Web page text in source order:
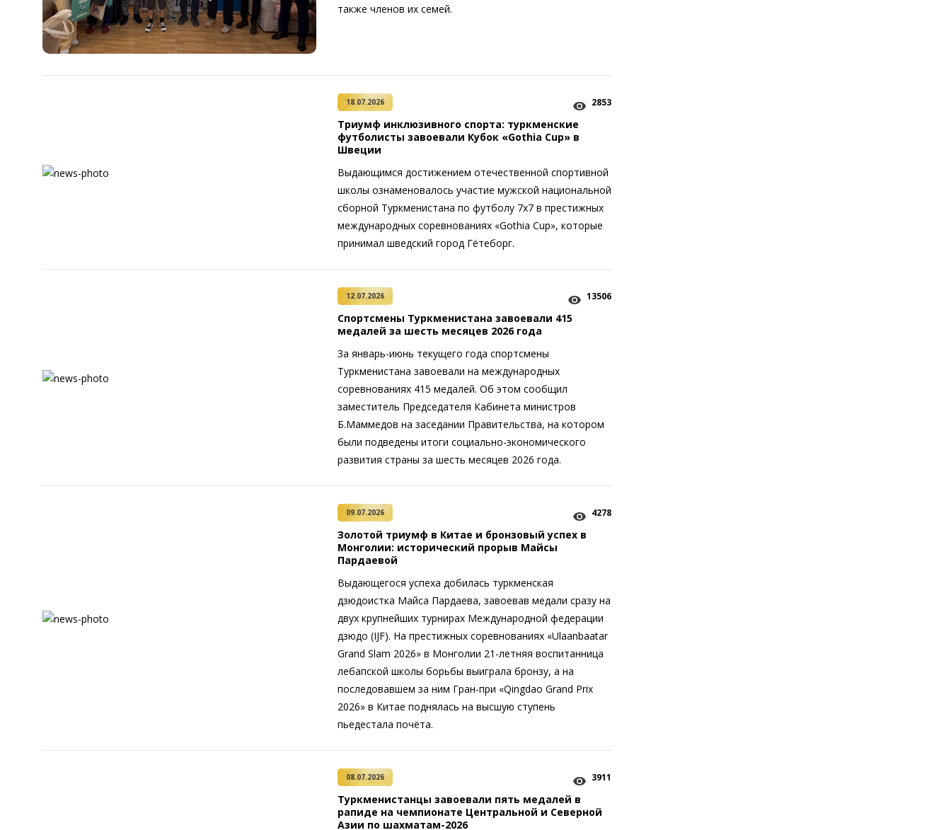
также членов их семей.
18.07.2026 2853
Триумф инклюзивного спорта: туркменские
футболисты завоевали Кубок «Gothia Cup» в
Швеции
Выдающимся достижением отечественной спортивной
школы ознаменовалось участие мужской национальной
сборной Туркменистана по футболу 7х7 в престижных
международных соревнованиях «Gothia Cup», которые
принимал шведский город Гётеборг.
12.07.2026 13506
Спортсмены Туркменистана завоевали 415
медалей за шесть месяцев 2026 года
За январь-июнь текущего года спортсмены
Туркменистана завоевали на международных
соревнованиях 415 медалей. Об этом сообщил
заместитель Председателя Кабинета министров
Б.Маммедов на заседании Правительства, на котором
были подведены итоги социально-экономического
развития страны за шесть месяцев 2026 года.
09.07.2026 4278
Золотой триумф в Китае и бронзовый успех в
Монголии: исторический прорыв Майсы
Пардаевой
Выдающегося успеха добилась туркменская
дзюдоистка Майса Пардаева, завоевав медали сразу на
двух крупнейших турнирах Международной федерации
дзюдо (IJF). На престижных соревнованиях «Ulaanbaatar
Grand Slam 2026» в Монголии 21-летняя воспитанница
лебапской школы борьбы выиграла бронзу, а на
последовавшем за ним Гран-при «Qingdao Grand Prix
2026» в Китае поднялась на высшую ступень
пьедестала почёта.
08.07.2026 3911
Туркменистанцы завоевали пять медалей в
рапиде на чемпионате Центральной и Северной
Азии по шахматам-2026